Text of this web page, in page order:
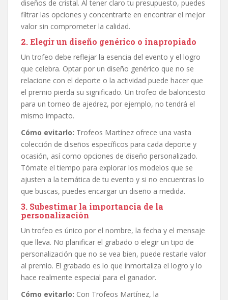
diseños de cristal. Al tener claro tu presupuesto, puedes
filtrar las opciones y concentrarte en encontrar el mejor
valor sin comprometer la calidad.
2. Elegir un diseño genérico o inapropiado
Un trofeo debe reflejar la esencia del evento y el logro
que celebra. Optar por un diseño genérico que no se
relacione con el deporte o la actividad puede hacer que
el premio pierda su significado. Un trofeo de baloncesto
para un torneo de ajedrez, por ejemplo, no tendrá el
mismo impacto.
Cómo evitarlo: Trofeos Martínez ofrece una vasta
colección de diseños específicos para cada deporte y
ocasión, así como opciones de diseño personalizado.
Tómate el tiempo para explorar los modelos que se
ajusten a la temática de tu evento y si no encuentras lo
que buscas, puedes encargar un diseño a medida.
3. Subestimar la importancia de la
personalización
Un trofeo es único por el nombre, la fecha y el mensaje
que lleva. No planificar el grabado o elegir un tipo de
personalización que no se vea bien, puede restarle valor
al premio. El grabado es lo que inmortaliza el logro y lo
hace realmente especial para el ganador.
Cómo evitarlo: Con Trofeos Martínez, la